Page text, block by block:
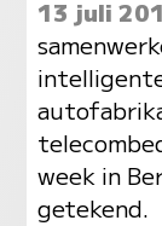
13 juli
week in
getekend.